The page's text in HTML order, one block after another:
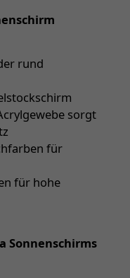
rund
sorgt
für
für hohe
Sonnenschirms